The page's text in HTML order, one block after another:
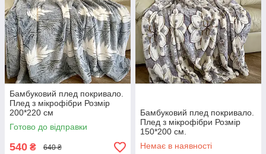
Бамбуковий плед покривало.
Плед з мікрофібри Розмір
200*220 см
Готово до відправки
540 ₴ 640 ₴
Бамбуковий плед покривало.
Плед з мікрофібри Розмір
150*200 см.
Немає в наявності